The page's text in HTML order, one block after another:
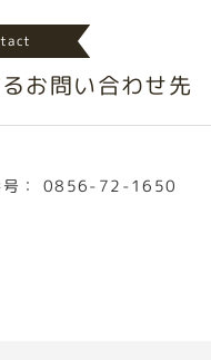
お問い合わせ先
号： 0856-72-1650